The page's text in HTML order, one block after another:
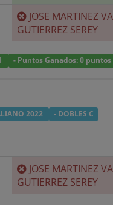
JOSE MARTINEZ
GUTIERREZ SEREY
- Puntos Ganados: 0 puntos
2022 - DOBLES C
JOSE MARTINEZ
GUTIERREZ SEREY